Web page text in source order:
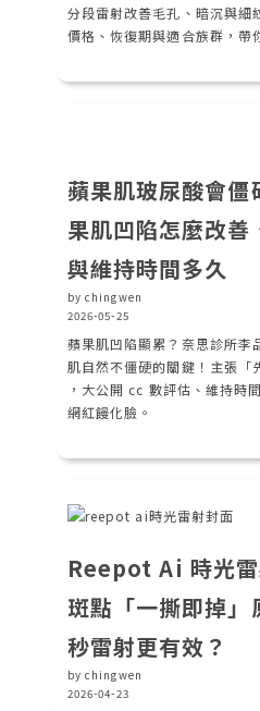
分段雷射改善毛孔、暗沉與細
價格、恢復期與適合族群，帶
蘋果肌玻尿酸會僵
果肌凹陷怎麼改
與維持時間多久
by chingwen
2026-05-25
蘋果肌凹陷顯累？奈思診所李
肌自然不僵硬的關鍵！主張「
，大公開 cc 數評估、維持時
網紅饅化臉。
Reepot Ai 時光雷
斑點「一撕即掉」
秒雷射更有效？
by chingwen
2026-04-23